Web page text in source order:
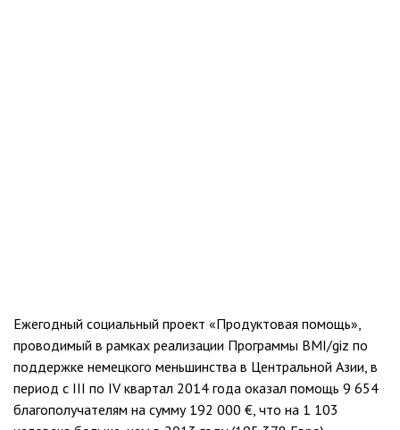
Ежегодный социальный проект «Продуктовая помощь»,
проводимый в рамках реализации Программы BMI/giz по
поддержке немецкого меньшинства в Центральной Азии, в
период с III по IV квартал 2014 года оказал помощь 9 654
благополучателям на сумму 192 000 €, что на 1 103